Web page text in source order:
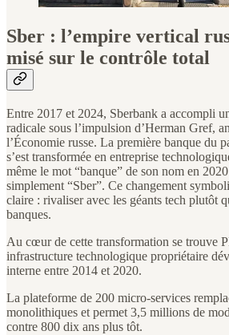
Sber : l’empire vertical
misé sur le contrôle total
Entre 2017 et 2024, Sberbank a accompli
radicale sous l’impulsion d’Herman Gref,
l’Économie russe. La première banque du
s’est transformée en entreprise
même le mot “banque” de son nom en
simplement “Sber”. Ce changement
claire : rivaliser avec les géants tech plutôt
banques.
Au cœur de cette transformation se trouve
infrastructure technologique propriétaire
interne entre 2014 et 2020.
La plateforme de 200 micro-services
monolithiques et permet 3,5 millions de
contre 800 dix ans plus tôt.